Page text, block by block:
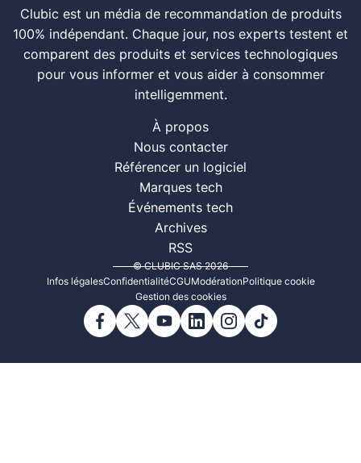
Clubic est un média de recommandation de produits
100% indépendant. Chaque jour, nos experts testent et
comparent des produits et services technologiques
pour vous informer et vous aider à consommer
intelligemment.
À propos
Nous contacter
Référencer un logiciel
Marques tech
Événements tech
Archives
RSS
© CLUBIC SAS 2026
Infos légalesConfidentialitéCGUModérationPolitique cookie
Gestion des cookies